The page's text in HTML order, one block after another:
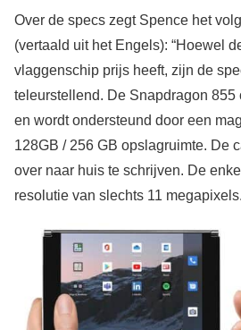
Over de specs zegt Spence het
(vertaald uit het Engels): “Hoewel
vlaggenschip prijs heeft, zijn de
teleurstellend. De Snapdragon 855
en wordt ondersteund door een
128GB / 256 GB opslagruimte. De
over naar huis te schrijven. De
resolutie van slechts 11